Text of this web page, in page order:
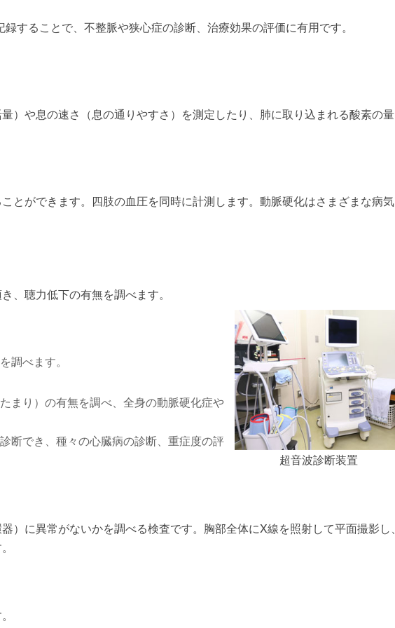
することで、不整脈や狭心症の診断、治療効果の評価に有用です。
）や息の速さ（息の通りやすさ）を測定したり、肺に取り込まれる酸素の量
とができます。四肢の血圧を同時に計測します。動脈硬化はさまざまな病気
、聴力低下の有無を調べます。
超音波診断装置
調べます。
まり）の有無を調べ、全身の動脈硬化症や
断でき、種々の心臓病の診断、重症度の評
に異常がないかを調べる検査です。胸部全体にX線を照射して平面撮影し、